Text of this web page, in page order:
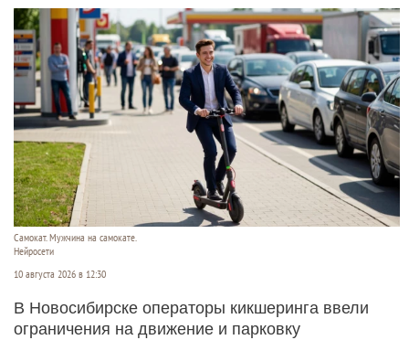
Самокат. Мужчина на самокате.
Нейросети
10 августа 2026 в 12:30
В Новосибирске операторы кикшеринга ввели
ограничения на движение и парковку